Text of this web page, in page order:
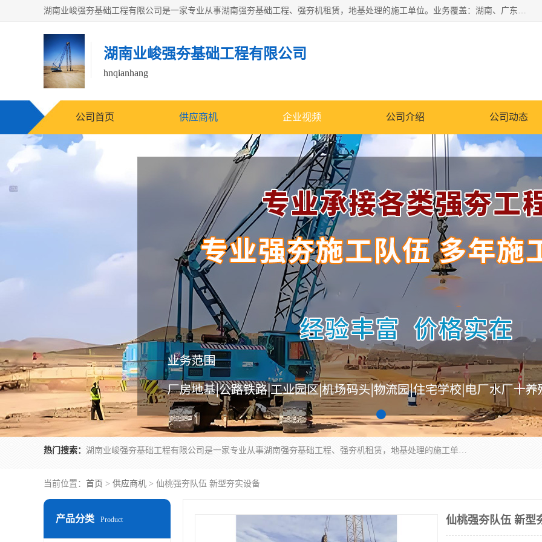
湖南业峻强夯基础工程有限公司是一家专业从事湖南强夯基础工程、强夯机租赁，地基处理的施工单位。业务覆盖：湖南、广东，江西等地。可承接1000KN.m-25000KN.m强夯（置换）工程。公司创始人是国内较早期从事强夯施工的建设者，经过多年的一步一个脚印的发展，在行业内具有较高的度和良好的口碑。
湖南业峻强夯基础工程有限公司
hnqianhang
公司首页 供应商机 企业视频 公司介绍 公司动态
热门搜索： 湖南业峻强夯基础工程有限公司是一家专业从事湖南强夯基础工程、强夯机租赁，地基处理的施工单位。业务覆盖：湖南、广东，江西等地。可承接1000KN.m-25000KN.m强夯（置换）工程。公司创始人是国内较早期从事强夯施工的建设者，经过多年的一步一个脚印的发展，在行业内具有较高的度和良好的口碑。
当前位置： 首页 > 供应商机 > 仙桃强夯队伍 新型夯实设备
产品分类 Product 仙桃强夯队伍 新型